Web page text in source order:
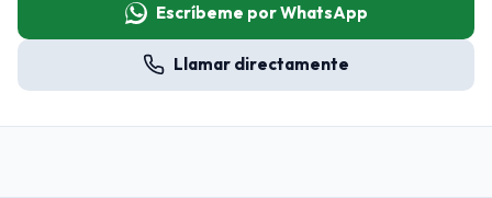
Escríbeme por WhatsApp
Llamar directamente